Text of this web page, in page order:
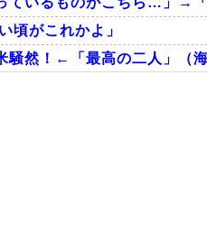
頃がこれかよ」
騒然！←「最高の二人」（海